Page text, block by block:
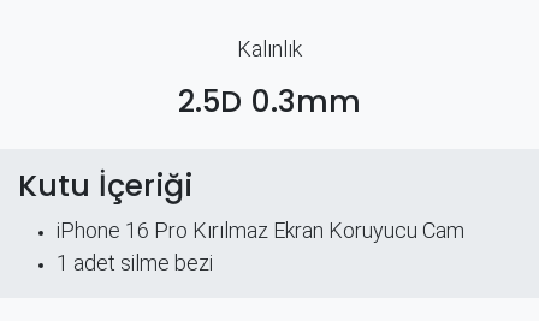
Kalınlık
2.5D 0.3mm
Kutu İçeriği
iPhone 16 Pro Kırılmaz Ekran Koruyucu Cam
​1 adet silme bezi